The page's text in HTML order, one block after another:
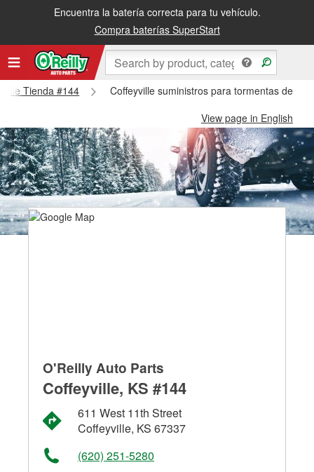
Encuentra la batería correcta para tu vehículo.
Compra baterías SuperStart
Tienda #144
Coffeyville suministros para tormentas de
View page in English
O'Reilly Auto Parts
Coffeyville, KS #144
611 West 11th Street
Coffeyville, KS 67337
(620) 251-5280